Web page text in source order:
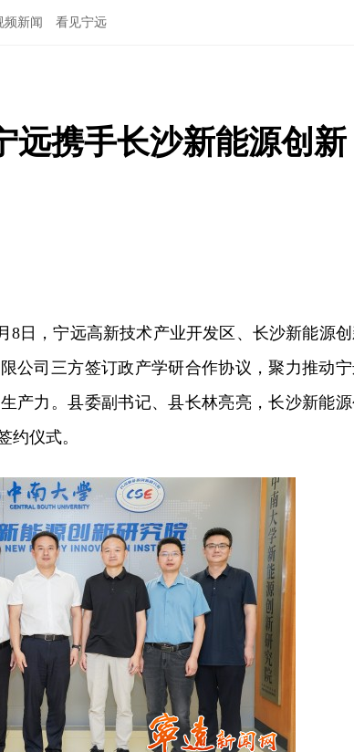
频新闻 看见宁远
远携手长沙新能源创新
8日，宁远高新技术产业开发区、长沙新能源
公司三方签订政产学研合作协议，聚力推动
产力。县委副书记、县长林亮亮，长沙新能
约仪式。